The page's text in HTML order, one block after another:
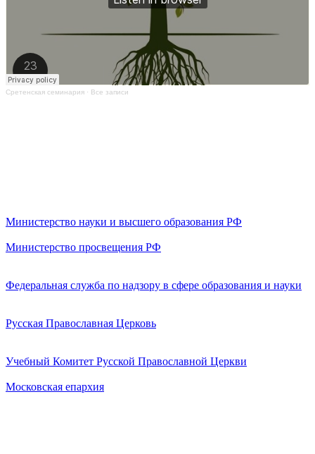
Сретенская семинария · Все записи
Министерство науки и высшего образования РФ
Министерство просвещения РФ
Федеральная служба по надзору в сфере образования и науки
Русская Православная Церковь
Учебный Комитет Русской Православной Церкви
Московская епархия